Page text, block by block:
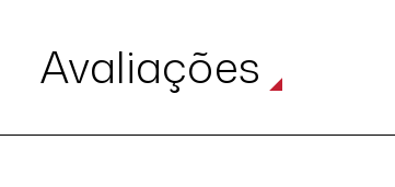
Avaliações